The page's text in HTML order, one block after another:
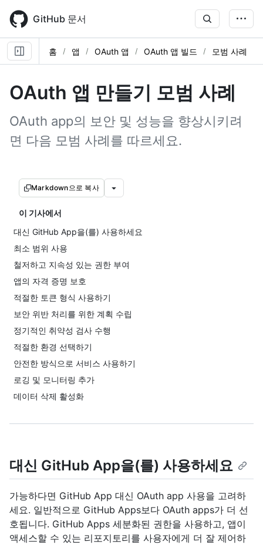
main
content
GitHub 문서
홈 앱 OAuth 앱 OAuth 앱 빌드 모범 사례
OAuth 앱 만들기 모범 사례
OAuth app의 보안 및 성능을 향상시키려
면 다음 모범 사례를 따르세요.
Markdown으로 복사
이 기사에서
대신 GitHub App을(를) 사용하세요
최소 범위 사용
철저하고 지속성 있는 권한 부여
앱의 자격 증명 보호
적절한 토큰 형식 사용하기
보안 위반 처리를 위한 계획 수립
정기적인 취약성 검사 수행
적절한 환경 선택하기
안전한 방식으로 서비스 사용하기
로깅 및 모니터링 추가
데이터 삭제 활성화
대신 GitHub App을(를) 사용하세요
가능하다면 GitHub App 대신 OAuth app 사용을 고려하
세요. 일반적으로 GitHub Apps보다 OAuth apps가 더 선
호됩니다. GitHub Apps 세분화된 권한을 사용하고, 앱이
액세스할 수 있는 리포지토리를 사용자에게 더 잘 제어하